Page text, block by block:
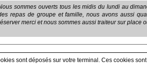
sommes ouverts tous les midis du lundi au
repas de groupe et famille, nous avons aussi
merci et nous sommes aussi traiteur sur place
Afficher
sont déposés sur votre terminal. Ces cookies